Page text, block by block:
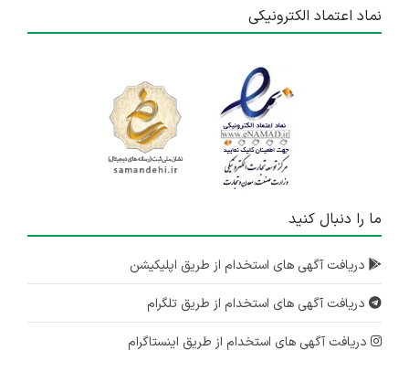
نماد اعتماد الکترونیکی
ما را دنبال کنید
دریافت آگهی های استخدام از طریق اپلیکیشن
دریافت آگهی های استخدام از طریق تلگرام
دریافت آگهی های استخدام از طریق اینستاگرام